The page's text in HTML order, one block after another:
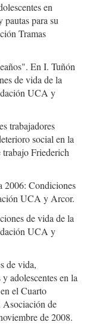
en
pautas para su
Tramas
En I. Tuñón
de vida de la
UCA y
trabajadores
social en la
Friederich
Condiciones
UCA y Arcor.
de vida de la
UCA y
de vida,
adolescentes en la
el Cuarto
Asociación de
de 2008.